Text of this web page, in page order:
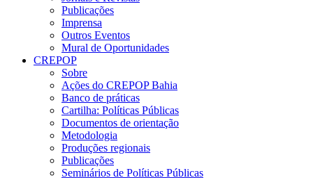
Publicações
Imprensa
Outros Eventos
Mural de Oportunidades
CREPOP
Sobre
Ações do CREPOP Bahia
Banco de práticas
Cartilha: Políticas Públicas
Documentos de orientação
Metodologia
Produções regionais
Publicações
Seminários de Políticas Públicas